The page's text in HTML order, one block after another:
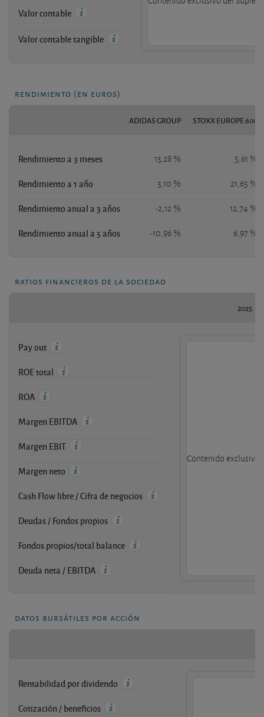
Valor contable
Valor contable tangible
rendimiento (en euros)
ADIDAS GROUP STOXX EUROPE 600
Rendimiento a 3 meses 13,28 % 5,61 %
Rendimiento a 1 año 3,10 % 21,65 %
Rendimiento anual a 3 años -2,12 % 12,74 %
Rendimiento anual a 5 años -10,96 % 6,97 %
ratios financieros de la sociedad
2025
Pay out
Contenido exclusivo
ROE total
ROA
Margen EBITDA
Margen EBIT
Margen neto
Cash Flow libre / Cifra de negocios
Deudas / Fondos propios
Fondos propios/total balance
Deuda neta / EBITDA
datos bursátiles por acción
Rentabilidad por dividendo
Cotización / beneficios